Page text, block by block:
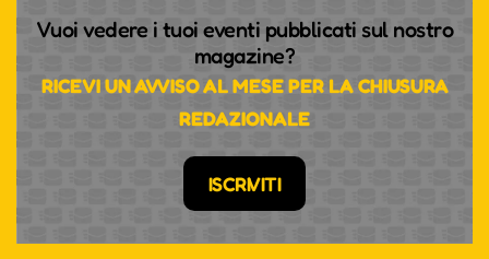
Vuoi vedere i tuoi eventi pubblicati sul nostro
magazine?
RICEVI UN AVVISO AL MESE PER LA CHIUSURA
REDAZIONALE
ISCRIVITI